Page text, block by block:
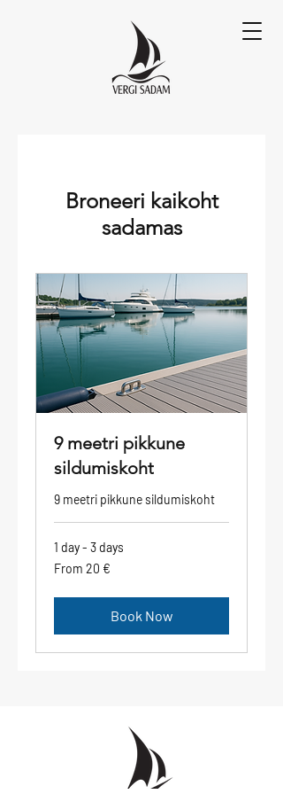
Broneeri kaikoht
sadamas
9 meetri pikkune
sildumiskoht
9 meetri pikkune sildumiskoht
1 day - 3 days
From
20
From 20 €
Book Now